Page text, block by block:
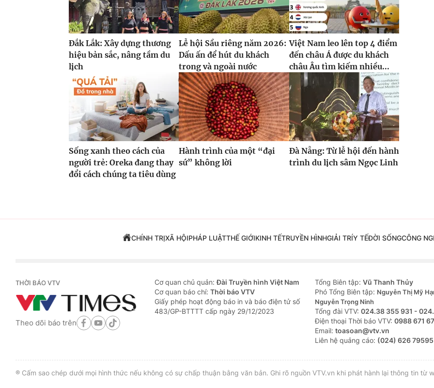
Đắk Lắk: Xây dựng thương
hiệu bản sắc, nâng tầm du
lịch
Lễ hội Sầu riêng năm 2026:
Dấu ấn để hút du khách
trong và ngoài nước
Việt Nam leo lên top 4 điểm
đến châu Á được du khách
châu Âu tìm kiếm nhiều...
Sống xanh theo cách của
người trẻ: Oreka đang thay
đổi cách chúng ta tiêu dùng
Hành trình của một “đại
sứ” không lời
Đà Nẵng: Từ lễ hội đến hành
trình du lịch sâm Ngọc Linh
CHÍNH TRỊXÃ HỘIPHÁP LUẬTTHẾ GIỚIKINH TẾTRUYỀN HÌNHGIẢI TRÍY TẾĐỜI SỐNGCÔNG
THỜI BÁO VTV
Theo dõi báo trên
Cơ quan chủ quản:Đài Truyền hình Việt Nam
Cơ quan báo chí: Thời báo VTV
Giấy phép hoạt động báo in và báo điện tử số
483/GP-BTTTT cấp ngày 29/12/2023
Tổng Biên tập: Vũ Thanh Thủy
Phó Tổng Biên tập: Nguyễn Thị Mỹ
Nguyễn Trọng Ninh
Tổng đài VTV: 024.38 355 931 -
Ðiện thoại Thời báo VTV: 0988 671
Email: toasoan@vtv.vn
Liên hệ quảng cáo: (024) 626 79595
® Cấm sao chép dưới mọi hình thức nếu không có sự chấp thuận bằng văn bản. Ghi rõ nguồn VTV.vn khi phát hành lại thông tin từ